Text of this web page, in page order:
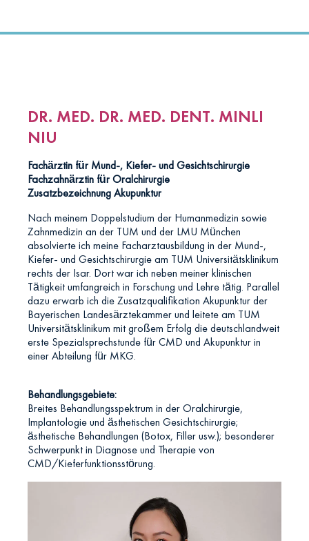
DR. MED. DR. MED. DENT. MINLI
NIU
Fachärztin für Mund-, Kiefer- und Gesichtschirurgie
Fachzahnärztin für Oralchirurgie
Zusatzbezeichnung Akupunktur
Nach meinem Doppelstudium der Humanmedizin sowie
Zahnmedizin an der TUM und der LMU München
absolvierte ich meine Facharztausbildung in der Mund-,
Kiefer- und Gesichtschirurgie am TUM Universitätsklinikum
rechts der Isar. Dort war ich neben meiner klinischen
Tätigkeit umfangreich in Forschung und Lehre tätig. Parallel
dazu erwarb ich die Zusatzqualifikation Akupunktur der
Bayerischen Landesärztekammer und leitete am TUM
Universitätsklinikum mit großem Erfolg die deutschlandweit
erste Spezialsprechstunde für CMD und Akupunktur in
einer Abteilung für MKG.
Behandlungsgebiete:
Breites Behandlungsspektrum in der Oralchirurgie,
Implantologie und ästhetischen Gesichtschirurgie;
ästhetische Behandlungen (Botox, Filler usw.); besonderer
Schwerpunkt in Diagnose und Therapie von
CMD/Kieferfunktionsstörung.